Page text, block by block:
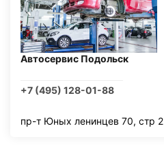
Автосервис Подольск
+7 (495) 128-01-88
пр-т Юных ленинцев 70, стр 2